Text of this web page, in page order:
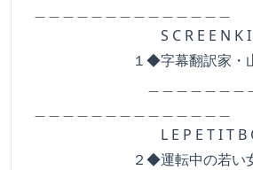
S C R E E N K I S
１◆字幕翻訳家・山
L E P E T I T B O U
２◆運転中の若い女性